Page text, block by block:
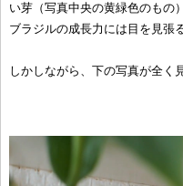
い芽（写真中央の黄緑色のもの
ブラジルの成長力には目を見張
しかしながら、下の写真が全く